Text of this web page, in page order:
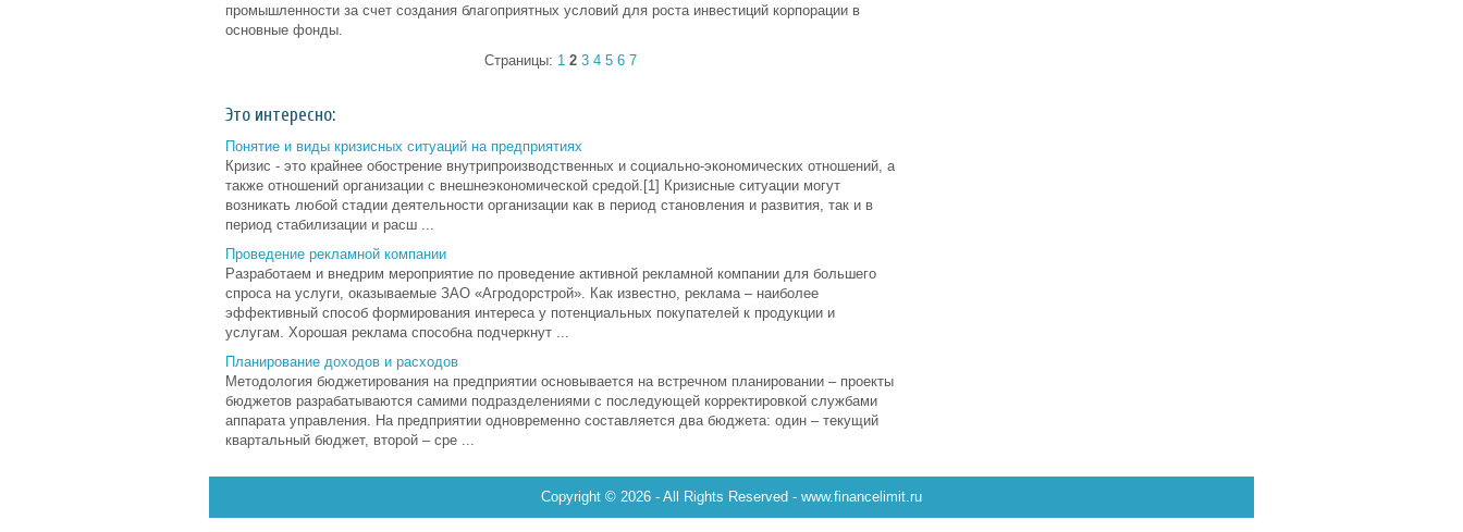
промышленности за счет создания благоприятных условий для роста инвестиций корпорации в
основные фонды.
Страницы: 1 2 3 4 5 6 7
Это интересно:
Понятие и виды кризисных ситуаций на предприятиях
Кризис - это крайнее обострение внутрипроизводственных и социально-экономических отношений, а
также отношений организации с внешнеэкономической средой.[1] Кризисные ситуации могут
возникать любой стадии деятельности организации как в период становления и развития, так и в
период стабилизации и расш ...
Проведение рекламной компании
Разработаем и внедрим мероприятие по проведение активной рекламной компании для большего
спроса на услуги, оказываемые ЗАО «Агродорстрой». Как известно, реклама – наиболее
эффективный способ формирования интереса у потенциальных покупателей к продукции и
услугам. Хорошая реклама способна подчеркнут ...
Планирование доходов и расходов
Методология бюджетирования на предприятии основывается на встречном планировании – проекты
бюджетов разрабатываются самими подразделениями с последующей корректировкой службами
аппарата управления. На предприятии одновременно составляется два бюджета: один – текущий
квартальный бюджет, второй – сре ...
Copyright © 2026 - All Rights Reserved - www.financelimit.ru